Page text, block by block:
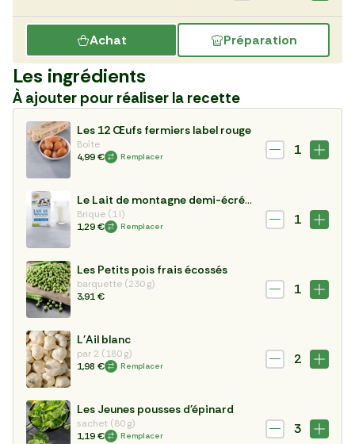
Achat Préparation
Les ingrédients
À ajouter pour réaliser la recette
Les 12 Œufs fermiers label rouge
Boîte
4,99 €
Remplacer 1
Le Lait de montagne demi-écrémé UHT "Le Clos des Vaches"
Brique (1 l)
1,29 €
Remplacer 1
Les Petits pois frais écossés
barquette (230 g)
3,91 €
1
L'Ail blanc
par 2 (180 g)
1,98 €
Remplacer 2
Les Jeunes pousses d'épinard
sachet (80 g)
1,19 €
Remplacer 3